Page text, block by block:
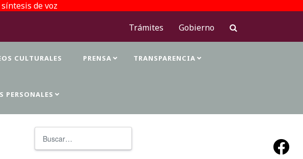
de voz
Trámites
Gobierno
CULTURALES PRENSA TRANSPARENCIA
PERSONALES